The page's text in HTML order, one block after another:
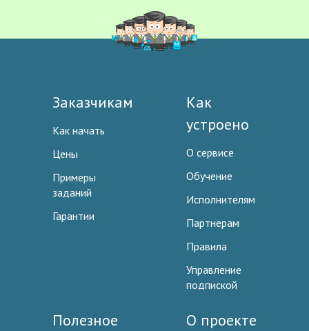
Заказчикам
Как начать
Цены
Примеры
заданий
Гарантии
Как
устроено
О сервисе
Обучение
Исполнителям
Партнерам
Правила
Управление
подпиской
Полезное О проекте